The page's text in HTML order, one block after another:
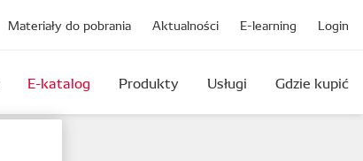
Materiały do pobrania Aktualności E-learning Login
E-katalog Produkty Usługi Gdzie kupić